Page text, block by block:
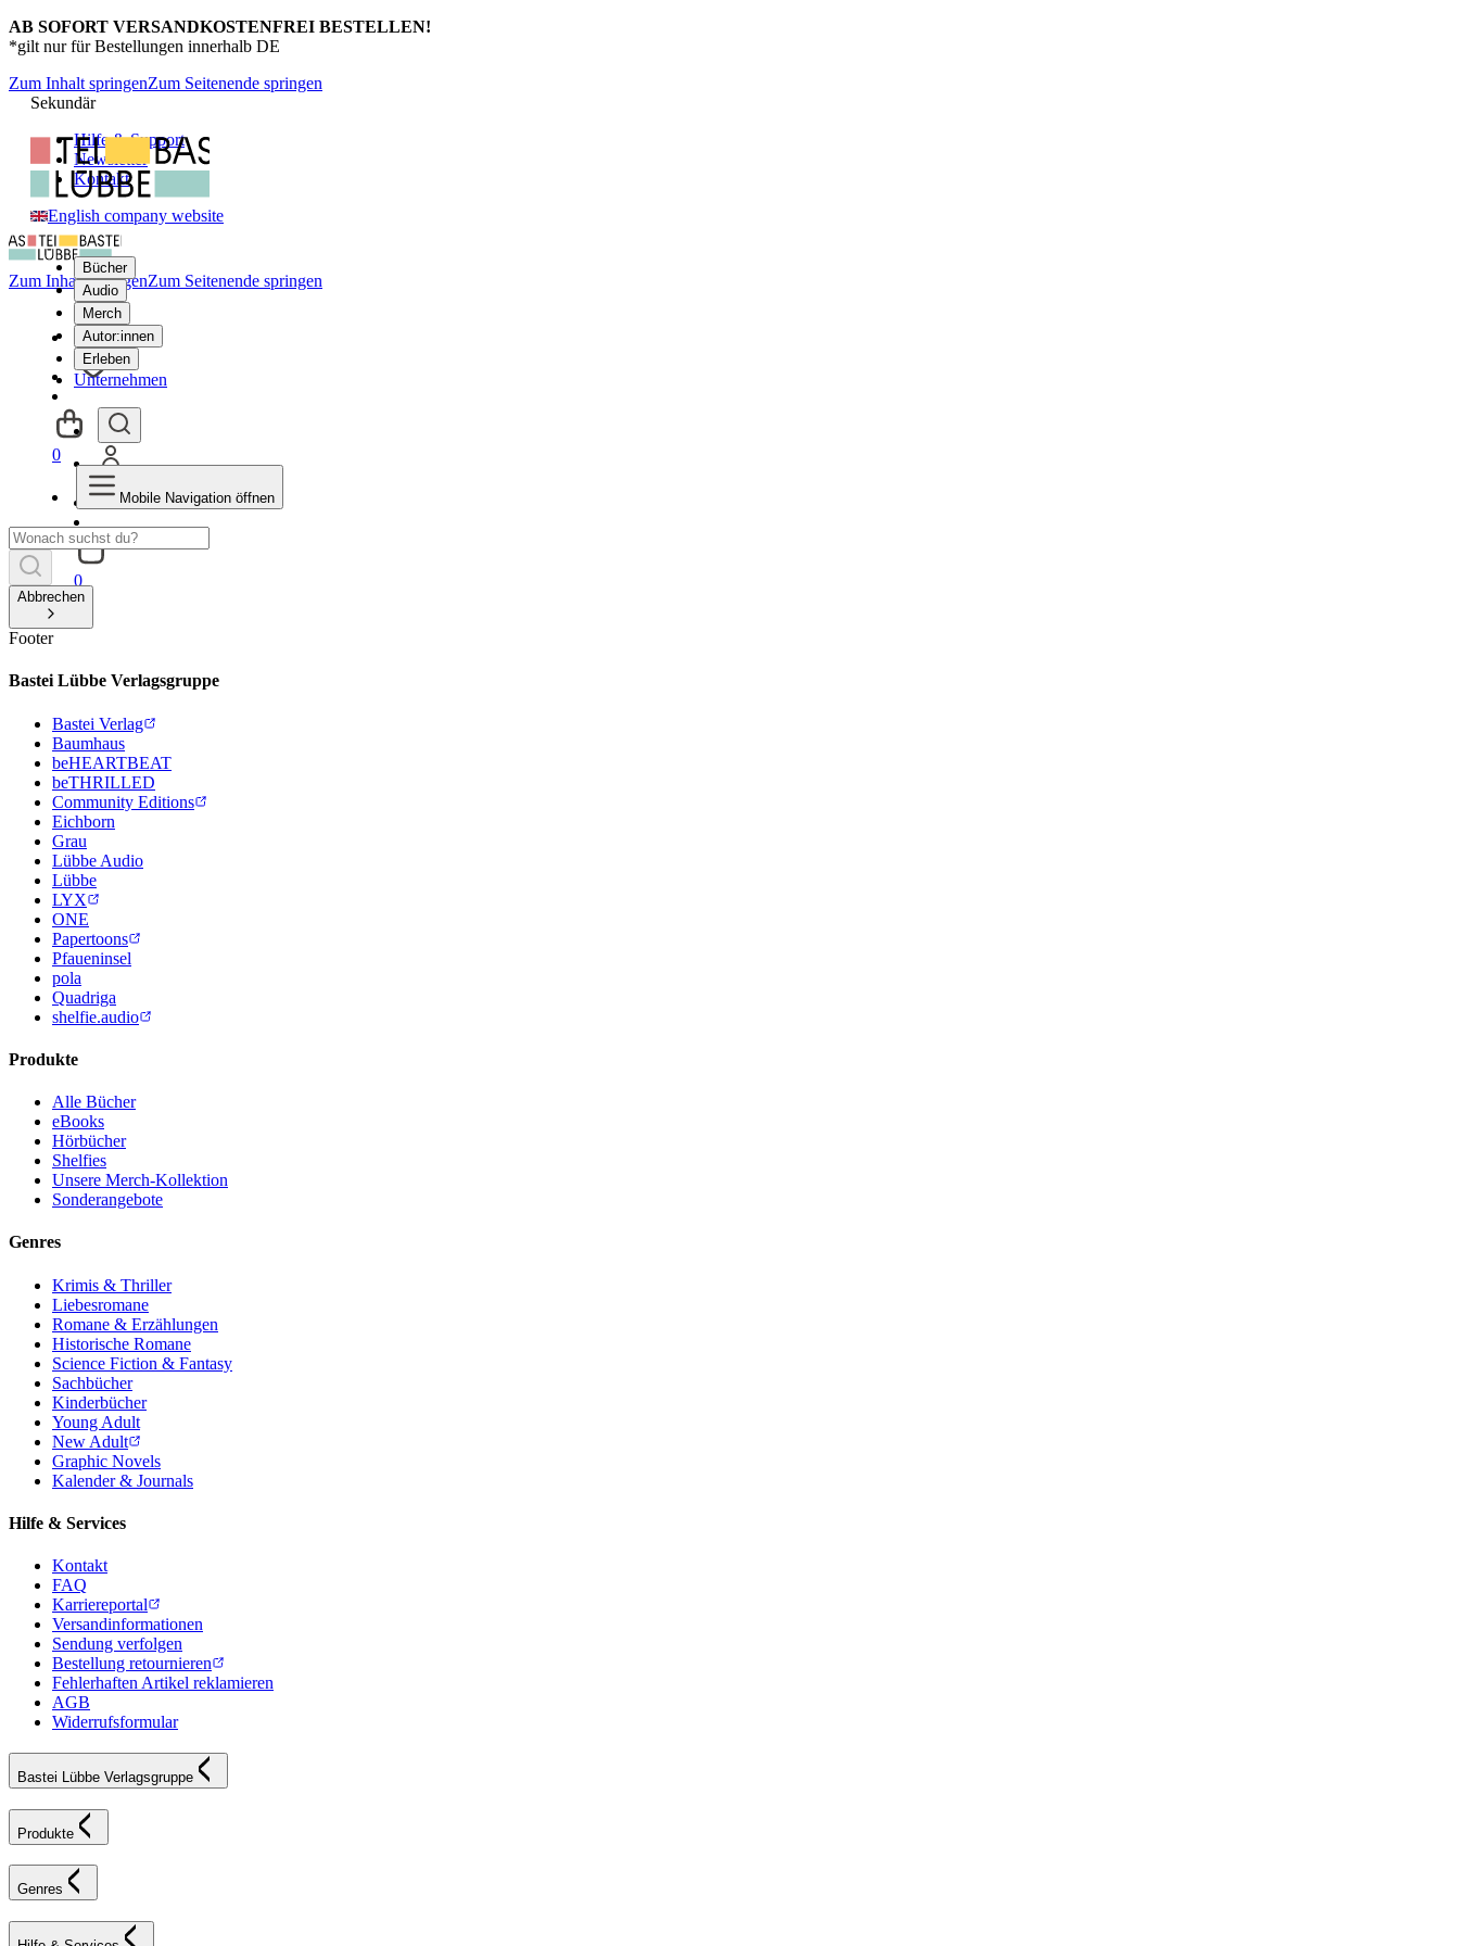
AB SOFORT VERSANDKOSTENFREI BESTELLEN!
*gilt nur für Bestellungen innerhalb DE
Zum Inhalt springenZum Seitenende springen
Sekundär
Hilfe & Support
Newsletter
Kontakt
English company website
Bücher
Audio
Merch
Autor:innen
Erleben
Unternehmen
0
Zum Inhalt springenZum Seitenende springen
0
Mobile Navigation öffnen
Abbrechen
Footer
Bastei Lübbe Verlagsgruppe
Bastei Verlag
Baumhaus
beHEARTBEAT
beTHRILLED
Community Editions
Eichborn
Grau
Lübbe Audio
Lübbe
LYX
ONE
Papertoons
Pfaueninsel
pola
Quadriga
shelfie.audio
Produkte
Alle Bücher
eBooks
Hörbücher
Shelfies
Unsere Merch-Kollektion
Sonderangebote
Genres
Krimis & Thriller
Liebesromane
Romane & Erzählungen
Historische Romane
Science Fiction & Fantasy
Sachbücher
Kinderbücher
Young Adult
New Adult
Graphic Novels
Kalender & Journals
Hilfe & Services
Kontakt
FAQ
Karriereportal
Versandinformationen
Sendung verfolgen
Bestellung retournieren
Fehlerhaften Artikel reklamieren
AGB
Widerrufsformular
Bastei Lübbe Verlagsgruppe
Produkte
Genres